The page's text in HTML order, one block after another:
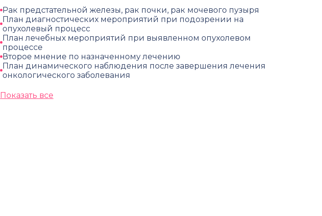
Рак предстательной железы, рак почки, рак мочевого пузыря
План диагностических мероприятий при подозрении на
опухолевый процесс
План лечебных мероприятий при выявленном опухолевом
процессе
Второе мнение по назначенному лечению
План динамического наблюдения после завершения лечения
онкологического заболевания
Показать все